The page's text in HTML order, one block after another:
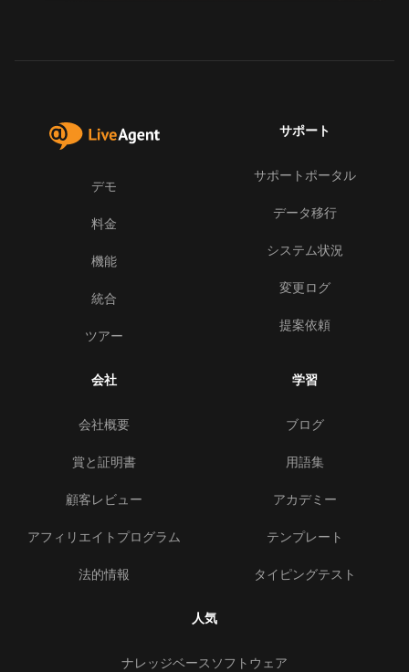
デモ
料金
機能
統合
ツアー
サポート
サポートポータル
データ移行
システム状況
変更ログ
提案依頼
会社
会社概要
賞と証明書
顧客レビュー
アフィリエイトプログラム
法的情報
学習
ブログ
用語集
アカデミー
テンプレート
タイピングテスト
人気
ナレッジベースソフトウェア